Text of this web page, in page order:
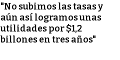
"No subimos las tasas y
aún así logramos unas
utilidades por $1,2
billones en tres años"